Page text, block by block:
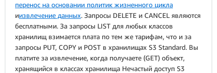
перенос на основании политик жизненного цикла
иизвлечение данных. Запросы DELETE и CANCEL являются
бесплатными. За запросы LIST для любых классов
хранилищ взимается плата по тем же тарифам, что и за
запросы PUT, COPY и POST в хранилищах S3 Standard. Вы
платите за извлечение, когда получаете (GET) объект,
хранящийся в классах хранилища Нечастый доступ S3